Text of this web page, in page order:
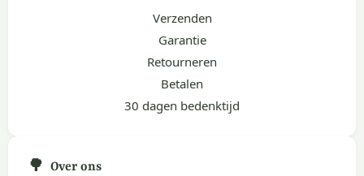
Verzenden
Garantie
Retourneren
Betalen
30 dagen bedenktijd
🌳 Over ons